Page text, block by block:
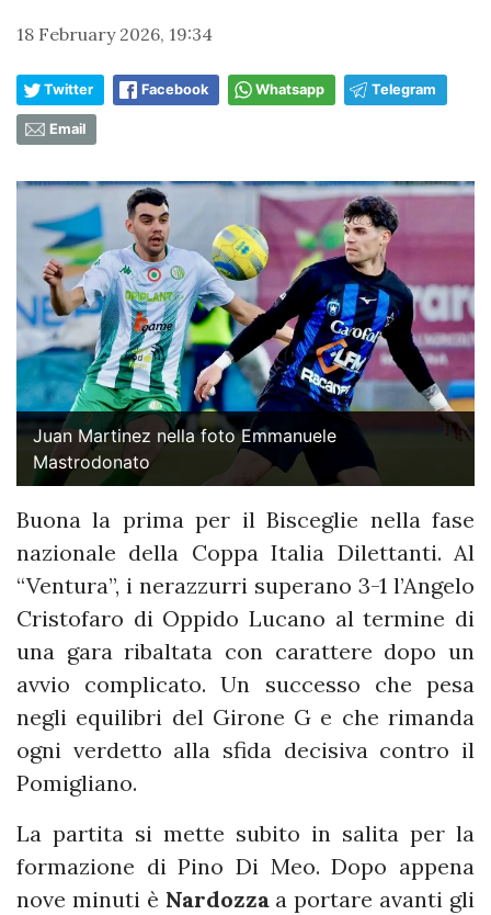
18 February 2026, 19:34
Twitter Facebook Whatsapp Telegram
Email
Juan Martinez nella foto Emmanuele
Mastrodonato
Buona la prima per il Bisceglie nella fase
nazionale della Coppa Italia Dilettanti. Al
“Ventura”, i nerazzurri superano 3-1 l’Angelo
Cristofaro di Oppido Lucano al termine di
una gara ribaltata con carattere dopo un
avvio complicato. Un successo che pesa
negli equilibri del Girone G e che rimanda
ogni verdetto alla sfida decisiva contro il
Pomigliano.
La partita si mette subito in salita per la
formazione di Pino Di Meo. Dopo appena
nove minuti è Nardozzaa portare avanti gli